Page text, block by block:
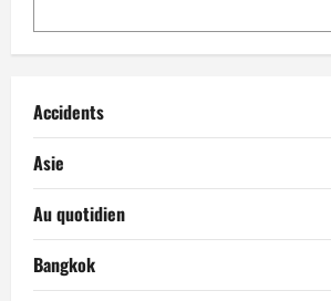
Accidents
Asie
Au quotidien
Bangkok